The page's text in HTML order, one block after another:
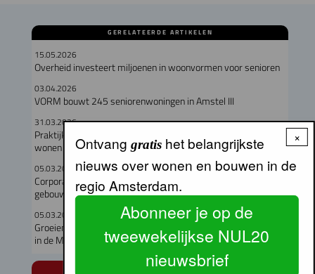
GERELATEERDE ARTIKELEN
15.05.2026
Overheid investeert miljoenen in woonvormen voor senioren
03.04.2026
VORM bouwt 245 seniorenwoningen in Amstel III
31.03.2026
Praktijkvoorbeelden woonzorgconcepten: van prikkelarm
wonen tot doorstroomwoningen
05.03.2026
Corporatiedebat: waar en voor wie moet er in Almere
gebouwd?
05.03.2026
Groeiende groep arbeidsmigranten op zoek naar woonruimte
in de MRA
NUL20 NIEUWS
×
Ontvang gratishet belangrijkste
nieuws over wonen en bouwen in de
regio Amsterdam.
Abonneer je op de
tweewekelijkse NUL20
nieuwsbrief